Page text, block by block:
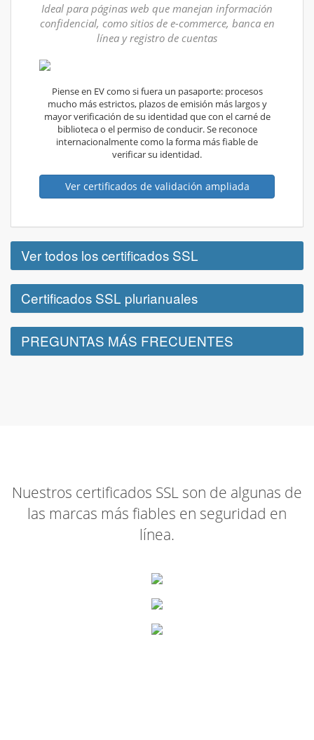
Ideal para páginas web que manejan información
confidencial, como sitios de e-commerce, banca en
línea y registro de cuentas
Piense en EV como si fuera un pasaporte: procesos
mucho más estrictos, plazos de emisión más largos y
mayor verificación de su identidad que con el carné de
biblioteca o el permiso de conducir. Se reconoce
internacionalmente como la forma más fiable de
verificar su identidad.
Ver certificados de validación ampliada
Ver todos los certificados SSL
Certificados SSL plurianuales
PREGUNTAS MÁS FRECUENTES
Nuestros certificados SSL son de algunas de
las marcas más fiables en seguridad en
línea.